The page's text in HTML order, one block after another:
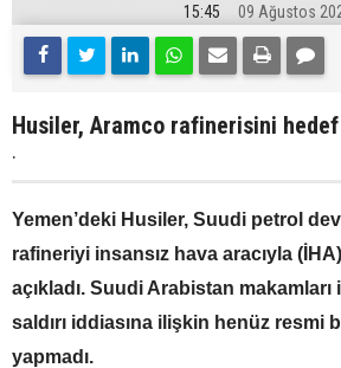
15:45 09 Ağustos
Husiler, Aramco rafinerisini hedef
.
Yemen’deki Husiler, Suudi petrol
rafineriyi insansız hava aracıyla
açıkladı. Suudi Arabistan
saldırı iddiasına ilişkin henüz resmi
yapmadı.